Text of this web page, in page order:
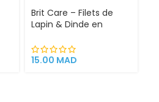
Brit Care – Filets de
Lapin & Dinde en
Stérilisés | 85 g | Sans
Céréales, Enrichi en
15.00 MAD